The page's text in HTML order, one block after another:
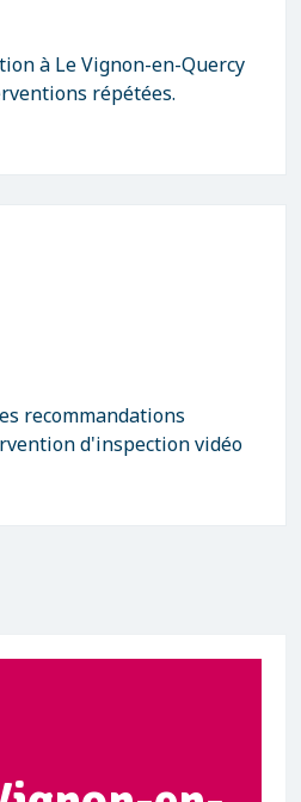
à Le Vignon-en-Quercy
répétées.
recommandations
d'inspection vidéo